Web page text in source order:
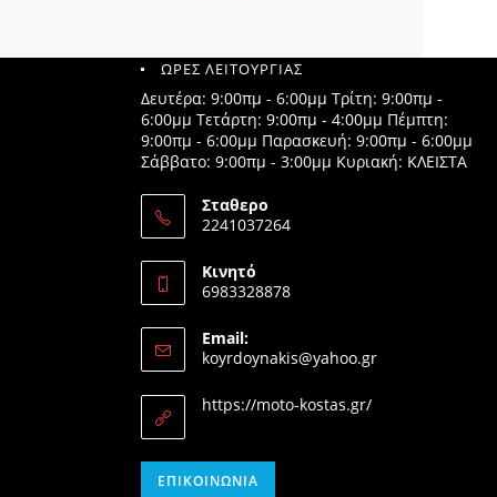
ΩΡΕΣ ΛΕΙΤΟΥΡΓΙΑΣ
Δευτέρα: 9:00πμ - 6:00μμ Τρίτη: 9:00πμ -
6:00μμ Τετάρτη: 9:00πμ - 4:00μμ Πέμπτη:
9:00πμ - 6:00μμ Παρασκευή: 9:00πμ - 6:00μμ
Σάββατο: 9:00πμ - 3:00μμ Κυριακή: ΚΛΕΙΣΤΑ
Σταθερο
2241037264
in
your
Κινητό
6983328878
in
your
Email:
koyrdoynakis@yahoo.grOpens
https://moto-kostas.gr/
ΕΠΙΚΟΙΝΩΝΊΑ